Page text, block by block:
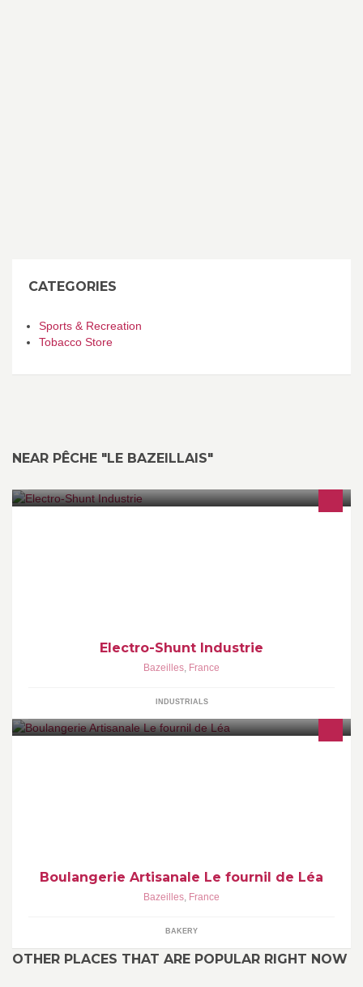
CATEGORIES
Sports & Recreation
Tobacco Store
NEAR PÊCHE "LE BAZEILLAIS"
Electro-Shunt Industrie
Bazeilles, France
INDUSTRIALS
Boulangerie Artisanale Le fournil de Léa
Bazeilles, France
BAKERY
OTHER PLACES THAT ARE POPULAR RIGHT NOW